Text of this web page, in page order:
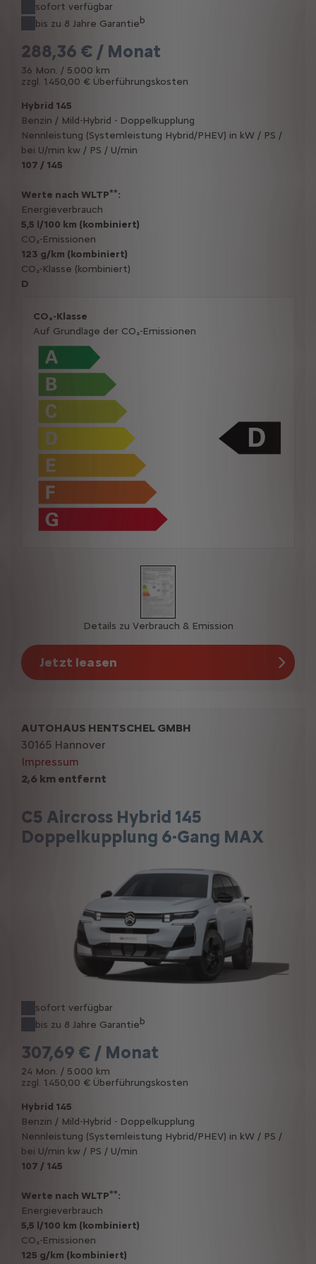
sofort verfügbar
bis zu 8 Jahre Garantieb
288,36 € / Monat
36 Mon. / 5.000 km
zzgl. 1.450,00 € Überführungskosten
Hybrid 145
Benzin / Mild-Hybrid - Doppelkupplung
Nennleistung (Systemleistung Hybrid/PHEV) in kW / PS /
bei U/min kw / PS / U/min
107 / 145
Werte nach WLTP**:
Energieverbrauch
5,5 l/100 km (kombiniert)
CO₂-Emissionen
123 g/km (kombiniert)
CO₂-Klasse (kombiniert)
D
CO₂-Klasse
Auf Grundlage der CO₂-Emissionen
Details zu Verbrauch & Emission
Jetzt leasen
2,6 km entfernt
C5 Aircross Hybrid 145
Doppelkupplung 6-Gang MAX
sofort verfügbar
bis zu 8 Jahre Garantieb
307,69 € / Monat
24 Mon. / 5.000 km
zzgl. 1.450,00 € Überführungskosten
AUTOHAUS HENTSCHEL GMBH
30165 Hannover
Impressum
Hybrid 145
Benzin / Mild-Hybrid - Doppelkupplung
Nennleistung (Systemleistung Hybrid/PHEV) in kW / PS /
bei U/min kw / PS / U/min
107 / 145
Werte nach WLTP**:
Energieverbrauch
5,5 l/100 km (kombiniert)
CO₂-Emissionen
125 g/km (kombiniert)